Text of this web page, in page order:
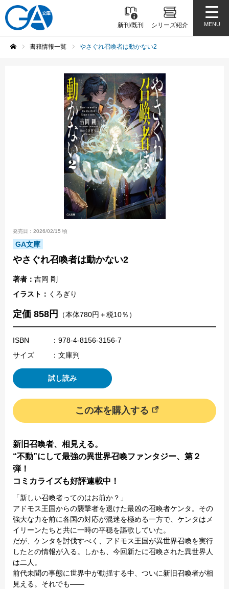
新刊/既刊 シリーズ紹介 MENU
書籍情報一覧 やさぐれ召喚者は動かない2
発売日：2026/02/15 頃
GA文庫
やさぐれ召喚者は動かない2
著者： 吉岡 剛
イラスト： くろぎり
定価 858円 （本体780円＋税10％）
ISBN
：978-4-8156-3156-7
サイズ
：文庫判
試し読み
この本を購入する
新旧召喚者、相見える。
“不動”にして最強の異世界召喚ファンタジー、第２
弾！
コミカライズも好評連載中！
「新しい召喚者ってのはお前か？」
アドモス王国からの襲撃者を退けた最凶の召喚者ケンタ。その
強大な力を前に各国の対応が混迷を極める一方で、ケンタはメ
イリーンたちと共に一時の平穏を謳歌していた。
だが、ケンタを討伐すべく、アドモス王国が異世界召喚を実行
したとの情報が入る。しかも、今回新たに召喚された異世界人
は二人。
前代未聞の事態に世界中が動揺する中、ついに新旧召喚者が相
見える。それでも――